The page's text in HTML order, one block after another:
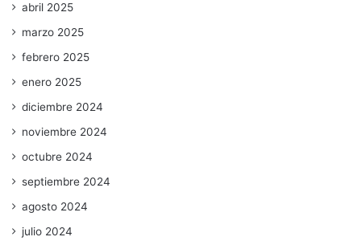
abril 2025
marzo 2025
febrero 2025
enero 2025
diciembre 2024
noviembre 2024
octubre 2024
septiembre 2024
agosto 2024
julio 2024